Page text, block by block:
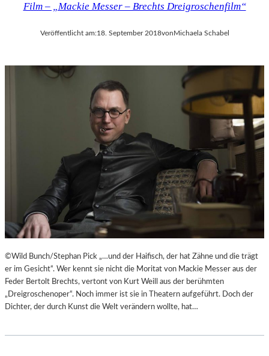
Film – „Mackie Messer – Brechts Dreigroschenfilm“
Veröffentlicht am:18. September 2018vonMichaela Schabel
©Wild Bunch/Stephan Pick „…und der Haifisch, der hat Zähne und die trägt
er im Gesicht“. Wer kennt sie nicht die Moritat von Mackie Messer aus der
Feder Bertolt Brechts, vertont von Kurt Weill aus der berühmten
„Dreigroschenoper“. Noch immer ist sie in Theatern aufgeführt. Doch der
Dichter, der durch Kunst die Welt verändern wollte, hat…